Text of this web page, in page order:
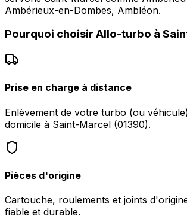
Ambérieux-en-Dombes, Ambléon.
Pourquoi choisir Allo-turbo à
Prise en charge à distance
Enlèvement de votre turbo (ou
domicile à Saint-Marcel (01390).
Pièces d'origine
Cartouche, roulements et joints
fiable et durable.